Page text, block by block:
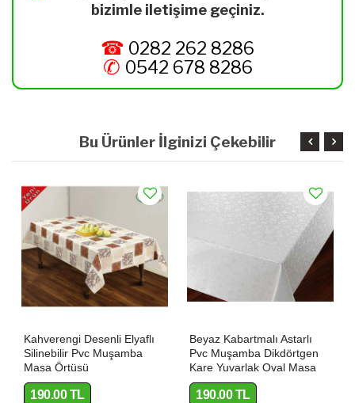
bizimle iletişime geçiniz.
☎ 0282 262 8286
✆ 0542 678 8286
Bu Ürünler İlginizi Çekebilir
Kahverengi Desenli Elyaflı
Silinebilir Pvc Muşamba
Masa Örtüsü
190.00 TL
Beyaz Kabartmalı Astarlı
Pvc Muşamba Dikdörtgen
Kare Yuvarlak Oval Masa
Örtüsü
190.00 TL